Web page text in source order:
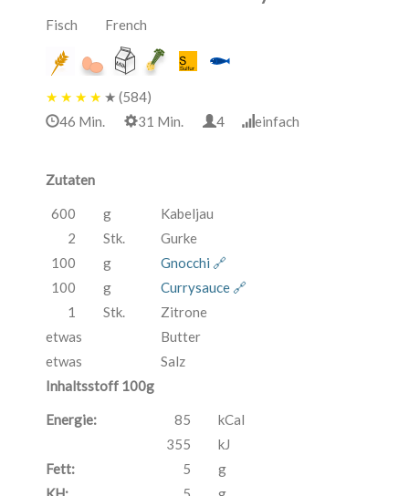
Fisch French
★ ★ ★ ★ ★ (584)
46 Min.
31 Min. 4 einfach
Zutaten
600 g
Kabeljau
2
Stk.
Gurke
100
g
Gnocchi 🔗
100
g
Currysauce 🔗
1
Stk.
Zitrone
etwas
Butter
etwas
Salz
Inhaltsstoff 100g
Energie: 85
kCal
355
kJ
Fett:
5
g